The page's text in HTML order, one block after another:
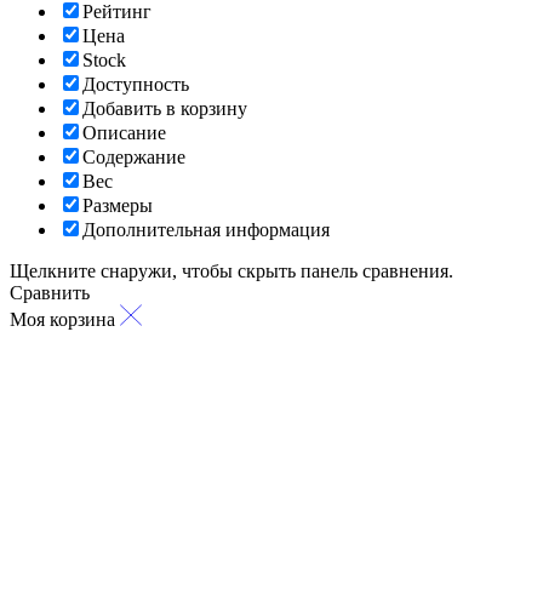
Рейтинг
Цена
Stock
Доступность
Добавить в корзину
Описание
Содержание
Вес
Размеры
Дополнительная информация
Щелкните снаружи, чтобы скрыть панель сравнения.
Сравнить
Моя корзина